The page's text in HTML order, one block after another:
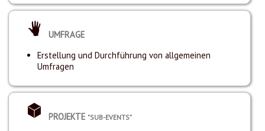
UMFRAGE
Erstellung und Durchführung von allgemeinen
Umfragen
PROJEKTE "SUB-EVENTS"